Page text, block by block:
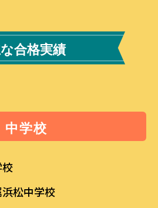
合格実績
中学校
松中学校